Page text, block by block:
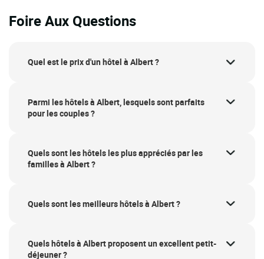
Foire Aux Questions
Quel est le prix d'un hôtel à Albert ?
Parmi les hôtels à Albert, lesquels sont parfaits
pour les couples ?
Quels sont les hôtels les plus appréciés par les
familles à Albert ?
Quels sont les meilleurs hôtels à Albert ?
Quels hôtels à Albert proposent un excellent petit-
déjeuner ?